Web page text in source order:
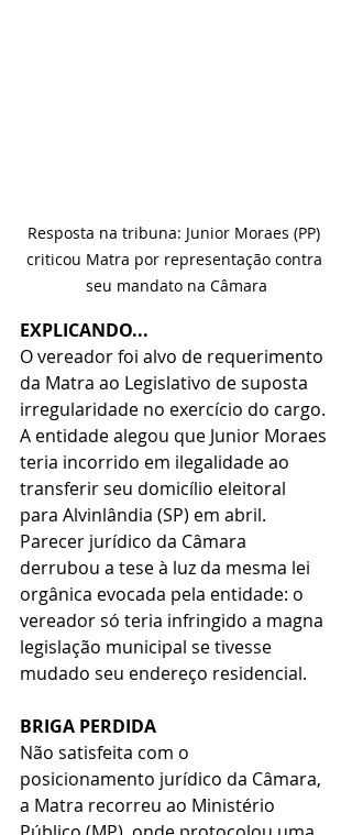
Resposta na tribuna: Junior Moraes (PP)
criticou Matra por representação contra
seu mandato na Câmara
EXPLICANDO...
O vereador foi alvo de requerimento
da Matra ao Legislativo de suposta
irregularidade no exercício do cargo.
A entidade alegou que Junior Moraes
teria incorrido em ilegalidade ao
transferir seu domicílio eleitoral
para Alvinlândia (SP) em abril.
Parecer jurídico da Câmara
derrubou a tese à luz da mesma lei
orgânica evocada pela entidade: o
vereador só teria infringido a magna
legislação municipal se tivesse
mudado seu endereço residencial.
BRIGA PERDIDA
Não satisfeita com o
posicionamento jurídico da Câmara,
a Matra recorreu ao Ministério